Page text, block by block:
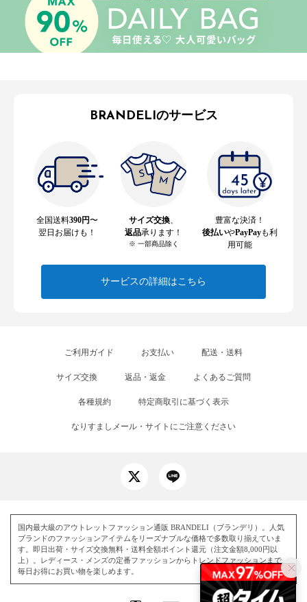
BRANDELIのサービス
全国送料390円〜
翌日お届けも！
サイズ交換、
返品承ります！
※ 一部商品除く
豊富な決済！
後払いやPayPayも利
用可能
サービスの詳細はこちら
ご利用ガイド お支払い 配送・送料
サイズ交換 返品・返金 よくあるご質問
各種規約 特定商取引に基づく表示
なりすましメール・サイトにご注意ください
国内最大級のアウトレットファッション通販 BRANDELI（ブランデリ）。人気
ブランドのファッションアイテムをリーズナブルな価格で多数取り揃えていま
す。即日出荷・サイズ交換無料・送料全額ポイント還元（注文金額8,000円以
上）。レディース・メンズの定番ファッションからトレンドファッションまで、
毎日お得にお買い物を楽しめます。